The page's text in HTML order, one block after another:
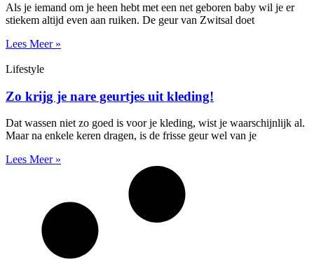
Als je iemand om je heen hebt met een net geboren baby wil je er
stiekem altijd even aan ruiken. De geur van Zwitsal doet
Lees Meer »
Lifestyle
Zo krijg je nare geurtjes uit kleding!
Dat wassen niet zo goed is voor je kleding, wist je waarschijnlijk al.
Maar na enkele keren dragen, is de frisse geur wel van je
Lees Meer »